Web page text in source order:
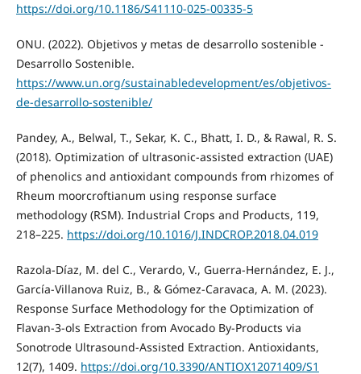
https://doi.org/10.1186/S41110-025-00335-5
ONU. (2022). Objetivos y metas de desarrollo sostenible -
Desarrollo Sostenible.
https://www.un.org/sustainabledevelopment/es/objetivos-
de-desarrollo-sostenible/
Pandey, A., Belwal, T., Sekar, K. C., Bhatt, I. D., & Rawal, R. S.
(2018). Optimization of ultrasonic-assisted extraction (UAE)
of phenolics and antioxidant compounds from rhizomes of
Rheum moorcroftianum using response surface
methodology (RSM). Industrial Crops and Products, 119,
218–225. https://doi.org/10.1016/J.INDCROP.2018.04.019
Razola-Díaz, M. del C., Verardo, V., Guerra-Hernández, E. J.,
García-Villanova Ruiz, B., & Gómez-Caravaca, A. M. (2023).
Response Surface Methodology for the Optimization of
Flavan-3-ols Extraction from Avocado By-Products via
Sonotrode Ultrasound-Assisted Extraction. Antioxidants,
12(7), 1409. https://doi.org/10.3390/ANTIOX12071409/S1